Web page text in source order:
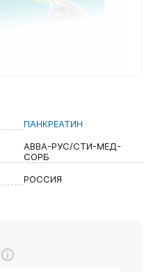
ПАНКРЕАТИН
АВВА-РУС/СТИ-МЕД-
СОРБ
РОССИЯ